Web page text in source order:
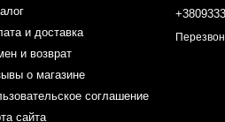
каждым ароматом,
и доставка
и возврат
о магазине
соглашение
сайта